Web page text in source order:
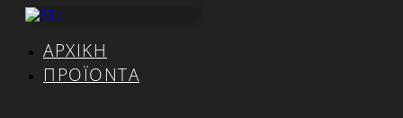
Μετάβαση
περιεχόμενοΑΡΧΙΚΉ
ΠΡΟΪΌΝΤΑ